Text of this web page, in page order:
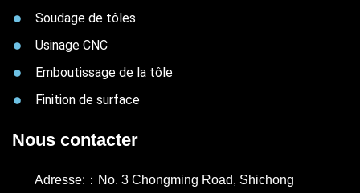
Soudage de tôles
Usinage CNC
Emboutissage de la tôle
Finition de surface
Nous contacter
Adresse:：No. 3 Chongming Road, Shichong